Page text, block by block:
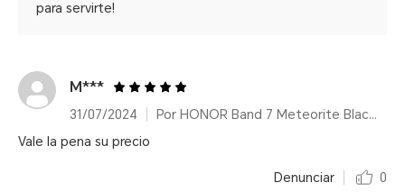
para servirte!
M***
31/07/2024
Por HONOR Band 7 Meteorite Black/14 días de duración de batería
Vale la pena su precio
Denunciar 0